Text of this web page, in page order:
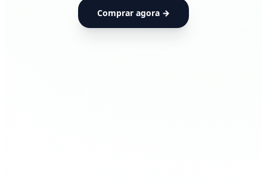
Comprar agora →